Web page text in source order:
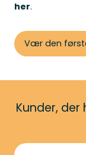
her.
Vær den
Kunder,